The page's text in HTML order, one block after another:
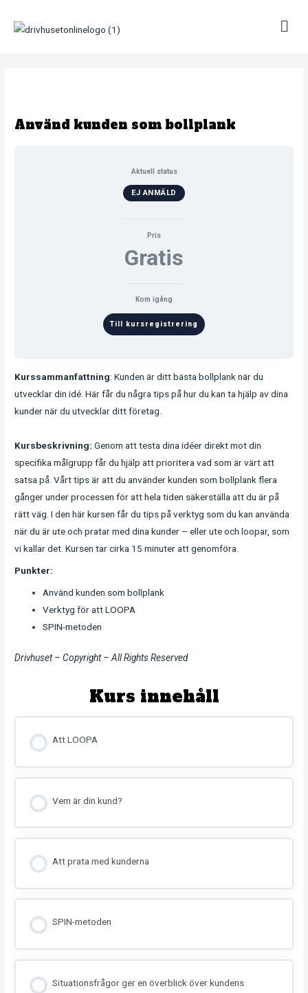
Använd kunden som bollplank
Aktuell status
EJ ANMÄLD
Pris
Gratis
Kom igång
Till kursregistrering
Kurssammanfattning: Kunden är ditt bästa bollplank när du
utvecklar din idé. Här får du några tips på hur du kan ta hjälp av dina
kunder när du utvecklar ditt företag.
Kursbeskrivning: Genom att testa dina idéer direkt mot din
specifika målgrupp får du hjälp att prioritera vad som är värt att
satsa på. Vårt tips är att du använder kunden som bollplank flera
gånger under processen för att hela tiden säkerställa att du är på
rätt väg. I den här kursen får du tips på verktyg som du kan använda
när du är ute och pratar med dina kunder – eller ute och loopar, som
vi kallar det. Kursen tar cirka 15 minuter att genomföra.
Punkter:
Använd kunden som bollplank
Verktyg för att LOOPA
SPIN-metoden
Drivhuset – Copyright – All Rights Reserved
Kurs innehåll
Att LOOPA
Vem är din kund?
Att prata med kunderna
SPIN-metoden
Situationsfrågor ger en överblick över kundens